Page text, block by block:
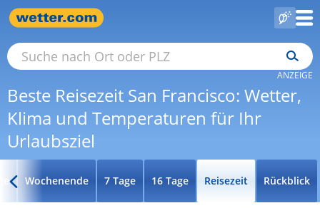
Beste Reisezeit San Francisco: Wetter,
Klima und Temperaturen für Ihr
Urlaubsziel
ANZEIGE
Wochenende 7 Tage 16 Tage Reisezeit Rückblick